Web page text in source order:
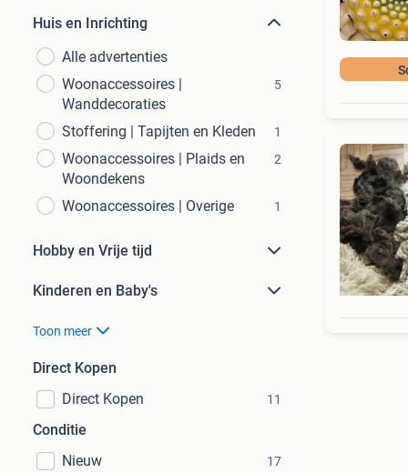
Huis en Inrichting
Alle advertenties
Woonaccessoires |
Wanddecoraties
5
Stoffering | Tapijten en Kleden 1
Woonaccessoires | Plaids en
Woondekens
2
Woonaccessoires | Overige 1
Hobby en Vrije tijd
Kinderen en Baby's
Toon meer
Direct Kopen
Direct Kopen
11
Conditie
Nieuw
17